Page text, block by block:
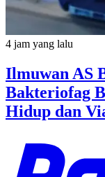
4 jam yang lalu
Ilmuwan AS
Bakteriofag
Hidup dan